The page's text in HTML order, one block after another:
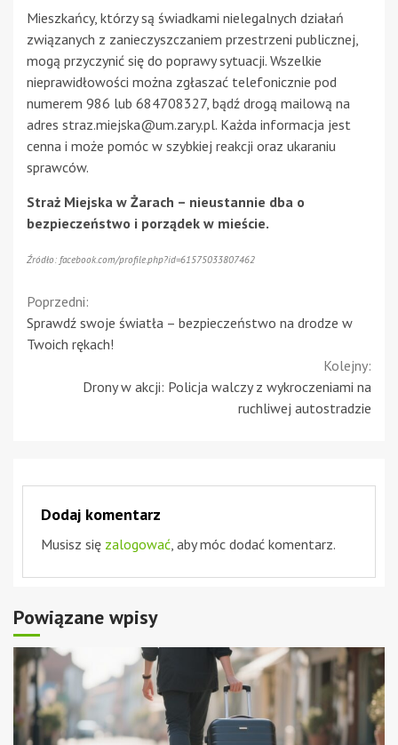
Mieszkańcy, którzy są świadkami nielegalnych działań
związanych z zanieczyszczaniem przestrzeni publicznej,
mogą przyczynić się do poprawy sytuacji. Wszelkie
nieprawidłowości można zgłaszać telefonicznie pod
numerem 986 lub 684708327, bądź drogą mailową na
adres straz.miejska@um.zary.pl. Każda informacja jest
cenna i może pomóc w szybkiej reakcji oraz ukaraniu
sprawców.
Straż Miejska w Żarach – nieustannie dba o
bezpieczeństwo i porządek w mieście.
Źródło: facebook.com/profile.php?id=61575033807462
Continue
Reading
Poprzedni:
Sprawdź swoje światła – bezpieczeństwo na drodze w
Twoich rękach!
Kolejny:
Drony w akcji: Policja walczy z wykroczeniami na
ruchliwej autostradzie
Dodaj komentarz
Musisz się zalogować, aby móc dodać komentarz.
Powiązane wpisy